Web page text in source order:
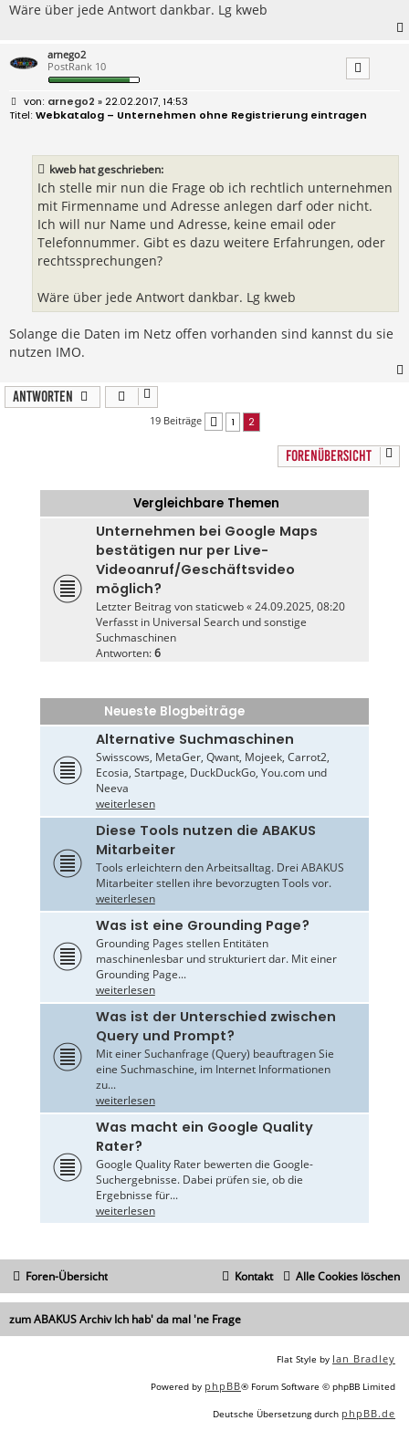
Wäre über jede Antwort dankbar. Lg kweb
arnego2
PostRank 10
B
e
arnego2 » 22.02.2017, 14:53
Webkatalog – Unternehmen ohne Registrierung eintragen
kweb hat geschrieben:
Ich stelle mir nun die Frage ob ich rechtlich unternehmen
mit Firmenname und Adresse anlegen darf oder nicht.
Ich will nur Name und Adresse, keine email oder
Telefonnummer. Gibt es dazu weitere Erfahrungen, oder
rechtssprechungen?
Wäre über jede Antwort dankbar. Lg kweb
Solange die Daten im Netz offen vorhanden sind kannst du sie
nutzen IMO.
Antworten
19 Beiträge Vorherige
1 2
FORENÜBERSICHT
Vergleichbare Themen
Unternehmen bei Google Maps
bestätigen nur per Live-
Videoanruf/Geschäftsvideo
möglich?
Letzter Beitrag vonstaticweb«24.09.2025, 08:20
Verfasst in Universal Search und sonstige
Suchmaschinen
Antworten:6
Neueste Blogbeiträge
Alternative Suchmaschinen
Swisscows, MetaGer, Qwant, Mojeek, Carrot2,
Ecosia, Startpage, DuckDuckGo, You.com und
Neeva
weiterlesen
Diese Tools nutzen die ABAKUS
Mitarbeiter
Tools erleichtern den Arbeitsalltag. Drei ABAKUS
Mitarbeiter stellen ihre bevorzugten Tools vor.
weiterlesen
Was ist eine Grounding Page?
Grounding Pages stellen Entitäten
maschinenlesbar und strukturiert dar. Mit einer
Grounding Page...
weiterlesen
Was ist der Unterschied zwischen
Query und Prompt?
Mit einer Suchanfrage (Query) beauftragen Sie
eine Suchmaschine, im Internet Informationen
zu...
weiterlesen
Was macht ein Google Quality
Rater?
Google Quality Rater bewerten die Google-
Suchergebnisse. Dabei prüfen sie, ob die
Ergebnisse für...
weiterlesen
Foren-Übersicht Alle Cookies löschen
Kontakt
zum ABAKUS Archiv Ich hab' da mal 'ne Frage
Flat Style by Ian Bradley
Powered by phpBB® Forum Software © phpBB Limited
Deutsche Übersetzung durch phpBB.de